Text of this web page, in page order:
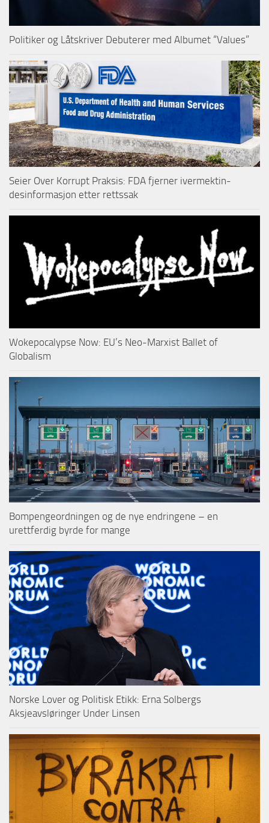
Politiker og Låtskriver Debuterer med Albumet “Values”
Seier Over Korrupt Praksis: FDA fjerner ivermektin-
desinformasjon etter rettssak
Wokepocalypse Now: EU’s Neo-Marxist Ballet of
Globalism
Bompengeordningen og de nye endringene – en
urettferdig byrde for mange
Norske Lover og Politisk Etikk: Erna Solbergs
Aksjeavsløringer Under Linsen